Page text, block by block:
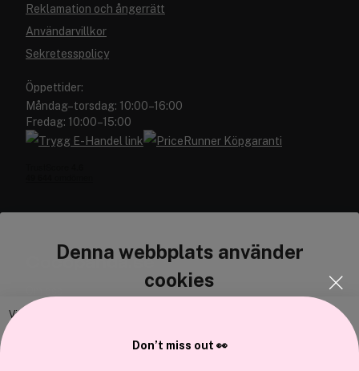
Denna webbplats använder
cookies
Vi använder enhetsidentifierare för att anpassa innehållet och
Reklamation och ångerrätt
Användarvillkor
Sekretesspolicy
Öppettider:
Måndag–torsdag: 10:00–16:00
Fredag: 10:00–15:00
Cocopanda.se
Don’t miss out 👀